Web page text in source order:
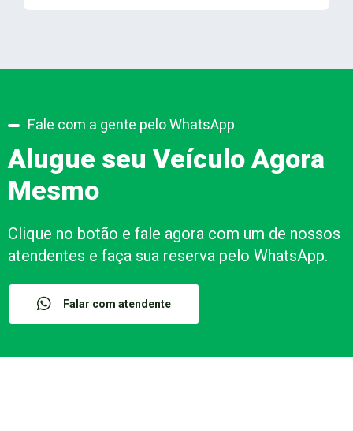
Fale com a gente pelo WhatsApp
Alugue seu Veículo Agora
Mesmo
Clique no botão e fale agora com um de nossos
atendentes e faça sua reserva pelo WhatsApp.
Falar com atendente